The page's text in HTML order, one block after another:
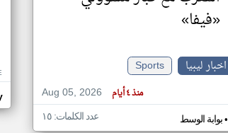
«فيفا»
اخبار ليبيا
Sports
Aug 05, 2026
منذ ٤ أيام
بوابة الوسط• عدد الكلمات: ١٥